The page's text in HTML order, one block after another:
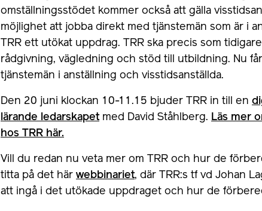
omställningsstödet kommer också att gälla
möjlighet att jobba direkt med tjänstemän som är i
TRR ett utökat uppdrag. TRR ska precis som
rådgivning, vägledning och stöd till utbildning. Nu
tjänstemän i anställning och visstidsanställda.
Den 20 juni klockan 10-11.15 bjuder TRR in till en
lärande ledarskapetmed David Ståhlberg. Läs mer
hos TRR här.
Vill du redan nu veta mer om TRR och hur de
titta på det här webbinariet, där TRR:s tf vd Johan
att ingå i det utökade uppdraget och hur de